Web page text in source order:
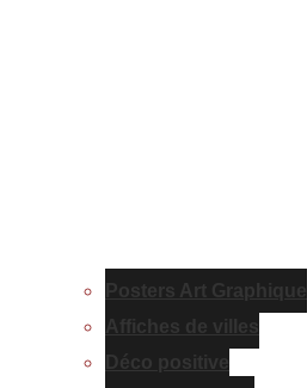
Posters Art Graphique
Affiches de villes
Déco positive